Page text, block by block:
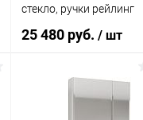
стекло, ручки рейлинг
25 480 руб./ шт
В корзину